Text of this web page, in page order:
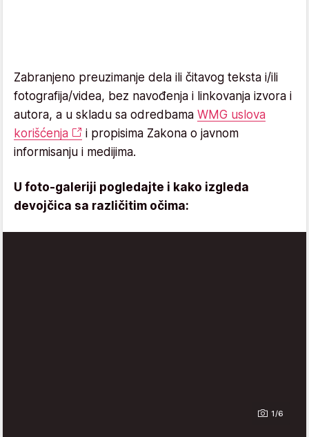
Zabranjeno preuzimanje dela ili čitavog teksta i/ili
fotografija/videa, bez navođenja i linkovanja izvora i
autora, a u skladu sa odredbama WMG uslova
korišćenja
i propisima Zakona o javnom
informisanju i medijima.
U foto-galeriji pogledajte i kako izgleda
devojčica sa različitim očima:
1/6